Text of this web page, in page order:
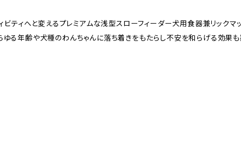
ティへと変えるプレミアムな浅型スローフィーダー犬用食器兼リックマ
る年齢や犬種のわんちゃんに落ち着きをもたらし不安を和らげる効果も